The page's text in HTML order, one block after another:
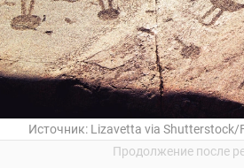
Источник: Lizavetta via Shutterstock/